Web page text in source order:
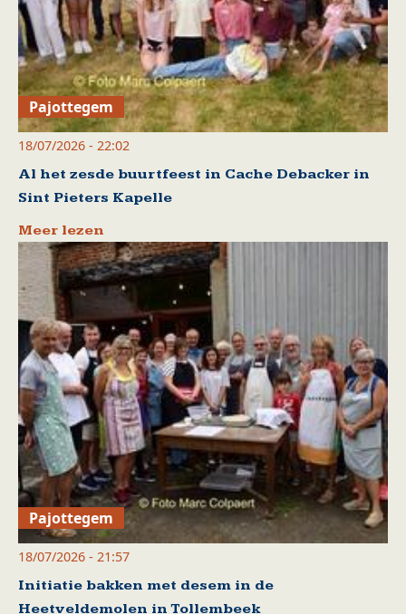
Pajottegem
18/07/2026 - 22:02
Al het zesde buurtfeest in Cache Debacker in
Sint Pieters Kapelle
Meer lezen
Pajottegem
18/07/2026 - 21:57
Initiatie bakken met desem in de
Heetveldemolen in Tollembeek